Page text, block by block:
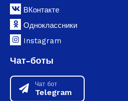
ВКонтакте
Одноклассники
Instagram
Чат-боты
Чат бот
Telegram